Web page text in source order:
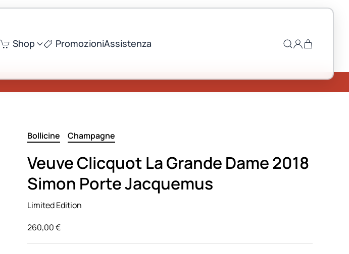
Shop PromozioniAssistenza
Bollicine Champagne
Veuve Clicquot La Grande Dame 2018
Simon Porte Jacquemus
Limited Edition
260,00€